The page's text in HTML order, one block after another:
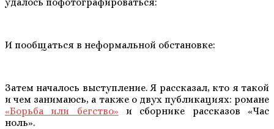
И пообщаться в неформальной обстановке:
Затем началось выступление. Я рассказал, кто я такой
и чем занимаюсь, а также о двух публикациях: романе
«Борьба или бегство» и сборнике рассказов «Час
ноль».